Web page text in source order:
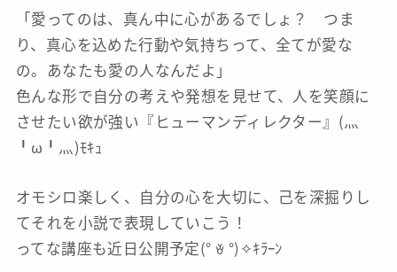
「愛ってのは、真ん中に心があるでしょ？ つま
り、真心を込めた行動や気持ちって、全てが愛な
の。あなたも愛の人なんだよ」
色んな形で自分の考えや発想を見せて、人を笑顔に
させたい欲が強い『ヒューマンディレクター』(灬
╹ω╹灬)ﾓｷｭ
オモシロ楽しく、自分の心を大切に、己を深掘りし
てそれを小説で表現していこう！
ってな講座も近日公開予定(° ꈊ °)✧ｷﾗｰﾝ